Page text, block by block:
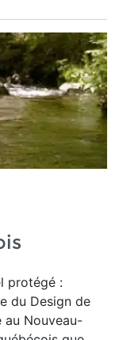
protégé :
du Design de
Nouveau-